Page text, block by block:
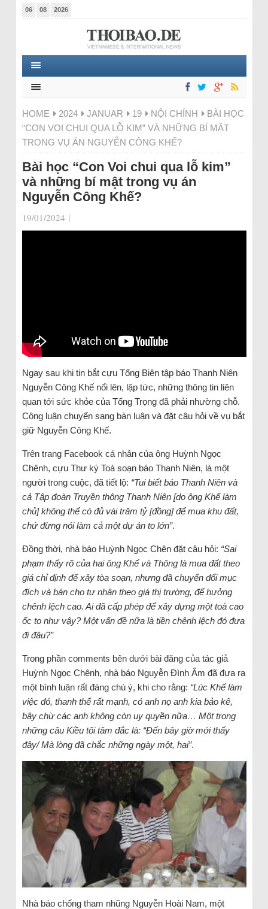
06 08 2026
HOME 2024 JANUAR 19 NỘI CHÍNH
BÀI HỌC
“CON VOI CHUI QUA LỖ KIM” VÀ NHỮNG BÍ MẬT
TRONG VỤ ÁN NGUYỄN CÔNG KHẾ?
Bài học “Con Voi chui qua lỗ kim”
và những bí mật trong vụ án
Nguyễn Công Khế?
19/01/2024 |
Ngay sau khi tin bắt cựu Tổng Biên tập báo Thanh Niên
Nguyễn Công Khế nổi lên, lập tức, những thông tin liên
quan tới sức khỏe của Tổng Trọng đã phải nhường chỗ.
Công luận chuyển sang bàn luận và đặt câu hỏi về vụ bắt
giữ Nguyễn Công Khế.
Trên trang Facebook cá nhân của ông Huỳnh Ngọc
Chênh, cựu Thư ký Toà soạn báo Thanh Niên, là một
người trong cuộc, đã tiết lộ: “Tui biết báo Thanh Niên và
cả Tập đoàn Truyền thông Thanh Niên [do ông Khế làm
chủ] không thể có đủ vài trăm tỷ [đồng] để mua khu đất,
chứ đừng nói làm cả một dự án to lớn”.
Đồng thời, nhà báo Huỳnh Ngọc Chên đặt câu hỏi: “Sai
phạm thấy rõ của hai ông Khế và Thông là mua đất theo
giá chỉ định để xây tòa soạn, nhưng đã chuyển đổi mục
đích và bán cho tư nhân theo giá thị trường, để hưởng
chênh lệch cao. Ai đã cấp phép để xây dựng một toà cao
ốc to như vậy? Một vấn đề nữa là tiền chênh lệch đó đưa
đi đâu?”
Trong phần comments bên dưới bài đăng của tác giả
Huỳnh Ngọc Chênh, nhà báo Nguyễn Đình Ấm đã đưa ra
một bình luận rất đáng chú ý, khi cho rằng: “Lúc Khế làm
việc đó, thanh thế rất mạnh, có anh nọ anh kia bảo kê,
bây chừ các anh không còn uy quyền nữa… Một trong
những câu Kiều tôi tâm đắc là: “Đến bây giờ mới thấy
đây/ Mà lòng đã chắc những ngày một, hai”.
Nhà báo chống tham nhũng Nguyễn Hoài Nam, một